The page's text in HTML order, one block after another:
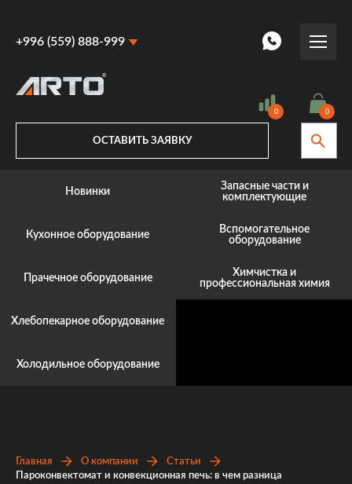
+996 (559) 888-999
+996 (559) 888-999
0 0
ОСТАВИТЬ ЗАЯВКУ
Новинки
Кухонное оборудование
Прачечное оборудование
Хлебопекарное оборудование
Холодильное оборудование
Запасные части и
комплектующие
Вспомогательное
оборудование
Химчистка и
профессиональная химия
Главная О компании
Статьи
Пароконвектомат и конвекционная печь: в чем разница